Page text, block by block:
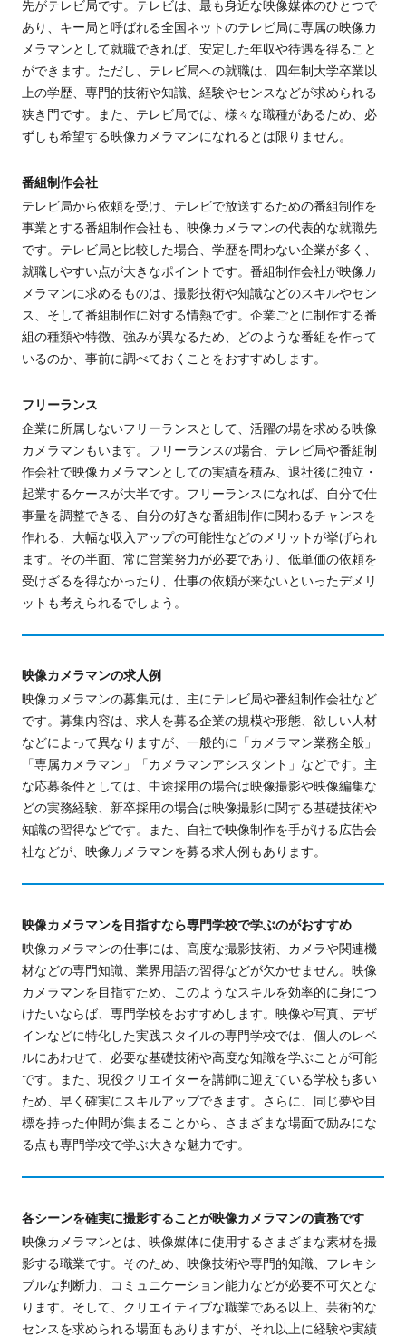
先がテレビ局です。テレビは、最も身近な映像媒体のひとつで
あり、キー局と呼ばれる全国ネットのテレビ局に専属の映像カ
メラマンとして就職できれば、安定した年収や待遇を得ること
ができます。ただし、テレビ局への就職は、四年制大学卒業以
上の学歴、専門的技術や知識、経験やセンスなどが求められる
狭き門です。また、テレビ局では、様々な職種があるため、必
ずしも希望する映像カメラマンになれるとは限りません。
番組制作会社
テレビ局から依頼を受け、 テレビで放送するための番組制作を
事業とする番組制作会社も、映像カメラマンの代表的な就職先
です。テレビ局と比較した場合、学歴を問わない企業が多 く、
就職しやすい点が大きなポイント です。番組制作会社が映像カ
メラマンに求めるものは、撮影技術や知識などのスキルやセン
ス、そして番組制作に対する情熱です。企業ごとに制作する番
組の種類や特徴、強みが異なるため、どのような番組を作って
いるのか、事前に調べておくことをおすすめします。
フリーランス
企業に所属しないフリーランスとして、活躍の場を求める映像
カメラマンもいます。フリーランスの場合、テレビ局や番組制
作会社で映像カメラマンとしての実績を積み、退社後に独立・
起業するケースが大半です。フリーランスになれば、自分で仕
事量を調整できる、自分の好きな番組制作に関わるチャンスを
作れる
、大幅な収入アップの可能性などのメリットが挙げられ
ます。その半面、常に営業努力が必要であり、低単価の依頼を
受けざるを得なかったり、 仕事の依頼が来ないといったデメリ
ットも考えられるでしょう。
映像カメラマンの求人例
映像カメラマンの募集元は、 主にテレビ局や番組制作会社など
です。募集内容は、求人を募る企業の規模や形態、欲しい人材
などによって異なりますが、一般的に「カメラマン業務全般」
「専属カメラマン」「カメラマンアシスタント」などです。主
な応募条件としては、中途採用の場合は映像撮影や映像編集な
どの実務経験、新卒採用の場合は映像撮影に関する基礎技術や
知識の習得などです。また、自社で映像制作を手がける広告会
社などが、映像カメラマンを募る求人例もあります。
映像カメラマンを目指すなら専門学校で学ぶのがおすすめ
映像カメラマンの仕事には、高度な撮影技術、カメラや関連機
材などの専門知識、業界用語の習得などが欠かせません。映像
カメラマンを目指すため、このようなスキルを効率的に身につ
けたいならば、専門学校をおすすめします。映像や写真、デザ
インなどに特化した実践スタイルの専門学校では、個人のレベ
ルにあわせて、必要な基礎技術や高度な知識を学ぶことが可能
です。また、現役クリエイターを講師に迎えている学校も多い
ため、早く確実にスキルアップできます。さらに、同じ夢や目
標を持った仲間が集まることから、さまざまな場面で励みにな
る点も専門学校で学ぶ大きな魅力です。
各シーンを確実に撮影することが映像カメラマンの責務です
映像カメラマンとは、映像媒体に使用するさまざまな素材を撮
影する職業です。そのため、映像技術や専門的知識、フレキシ
ブルな判断力、コミュニケーション能力などが必要不可欠とな
ります。そして、クリエイティブな職業である以上、芸術的な
センスを求められる場面もありますが、 それ以上に経験や実績